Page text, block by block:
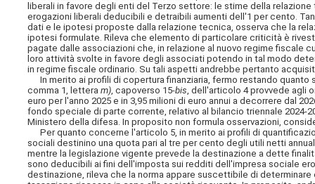
liberali in favore degli enti del Terzo settore: le stime della
erogazioni liberali deducibili e detraibili aumenti dell'1 per cento.
dati e le ipotesi proposte dalla relazione tecnica, osserva che la
ipotesi formulate. Rileva che elemento di particolare criticità è
pagate dalle associazioni che, in relazione al nuovo regime fiscale
loro attività svolte in favore degli associati potendo in tal modo
in regime fiscale ordinario. Su tali aspetti andrebbe pertanto
In merito ai profili di copertura finanziaria, fermo restando
comma 1, letteram), capoverso 15-bis, dell'articolo 4 provvede agli
euro per l'anno 2025 e in 3,95 milioni di euro annui a decorrere dal
fondo speciale di parte corrente, relativo al bilancio triennale
Ministero della difesa. In proposito non formula osservazioni,
Per quanto concerne l'articolo 5, in merito ai profili di
sociali destinino una quota pari al tre per cento degli utili netti
mentre la legislazione vigente prevede la destinazione a dette
sono deducibili ai fini dell'imposta sui redditi dell'impresa sociale
destinazione, rileva che la norma appare suscettibile di